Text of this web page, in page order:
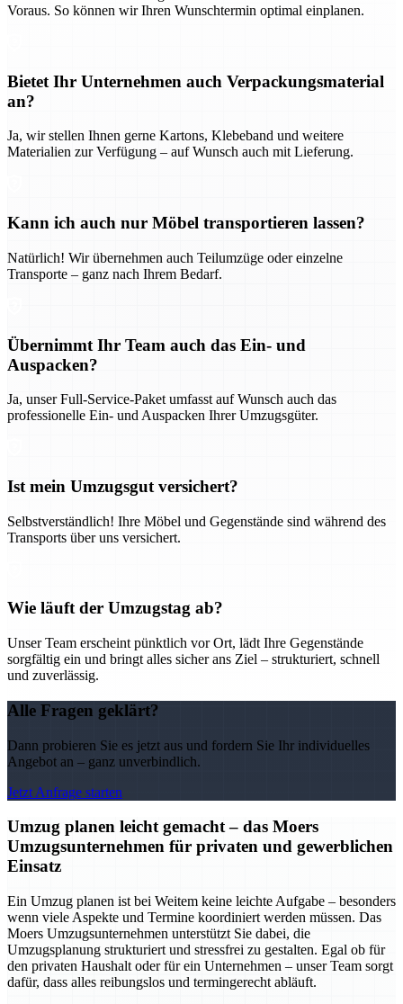
Voraus. So können wir Ihren Wunschtermin optimal einplanen.
Bietet Ihr Unternehmen auch Verpackungsmaterial
an?
Ja, wir stellen Ihnen gerne Kartons, Klebeband und weitere
Materialien zur Verfügung – auf Wunsch auch mit Lieferung.
Kann ich auch nur Möbel transportieren lassen?
Natürlich! Wir übernehmen auch Teilumzüge oder einzelne
Transporte – ganz nach Ihrem Bedarf.
Übernimmt Ihr Team auch das Ein- und
Auspacken?
Ja, unser Full-Service-Paket umfasst auf Wunsch auch das
professionelle Ein- und Auspacken Ihrer Umzugsgüter.
Ist mein Umzugsgut versichert?
Selbstverständlich! Ihre Möbel und Gegenstände sind während des
Transports über uns versichert.
Wie läuft der Umzugstag ab?
Unser Team erscheint pünktlich vor Ort, lädt Ihre Gegenstände
sorgfältig ein und bringt alles sicher ans Ziel – strukturiert, schnell
und zuverlässig.
Alle Fragen geklärt?
Dann probieren Sie es jetzt aus und fordern Sie Ihr individuelles
Angebot an – ganz unverbindlich.
Jetzt Anfrage starten
Umzug planen leicht gemacht – das Moers
Umzugsunternehmen für privaten und gewerblichen
Einsatz
Ein Umzug planen ist bei Weitem keine leichte Aufgabe – besonders
wenn viele Aspekte und Termine koordiniert werden müssen. Das
Moers Umzugsunternehmen unterstützt Sie dabei, die
Umzugsplanung strukturiert und stressfrei zu gestalten. Egal ob für
den privaten Haushalt oder für ein Unternehmen – unser Team sorgt
dafür, dass alles reibungslos und termingerecht abläuft.